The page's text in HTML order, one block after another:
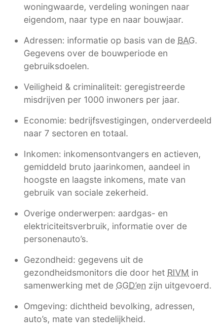
woningwaarde, verdeling woningen naar
eigendom, naar type en naar bouwjaar.
Adressen: informatie op basis van de BAG.
Gegevens over de bouwperiode en
gebruiksdoelen.
Veiligheid & criminaliteit: geregistreerde
misdrijven per 1000 inwoners per jaar.
Economie: bedrijfsvestigingen, onderverdeeld
naar 7 sectoren en totaal.
Inkomen: inkomensontvangers en actieven,
gemiddeld bruto jaarinkomen, aandeel in
hoogste en laagste inkomens, mate van
gebruik van sociale zekerheid.
Overige onderwerpen: aardgas- en
elektriciteitsverbruik, informatie over de
personenauto’s.
Gezondheid: gegevens uit de
gezondheidsmonitors die door het RIVM in
samenwerking met de GGD’en zijn uitgevoerd.
Omgeving: dichtheid bevolking, adressen,
auto’s, mate van stedelijkheid.